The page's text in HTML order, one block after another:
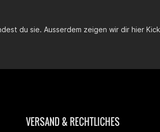
du sie. Ausserdem zeigen wir dir hier
VERSAND & RECHTLICHES